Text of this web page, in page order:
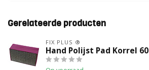
Gerelateerde producten
FIX PLUS ®
Hand Polijst Pad Korrel 60